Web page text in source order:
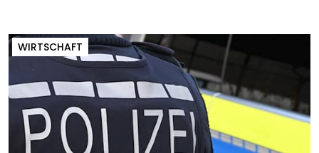
WIRTSCHAFT